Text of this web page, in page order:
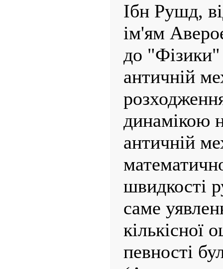
Ібн Рушд,
ім'ям
до
античній
динамікою
античній
швидкості
саме
кількісної
певності